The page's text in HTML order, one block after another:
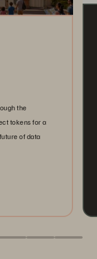
the
tokens for a
of data